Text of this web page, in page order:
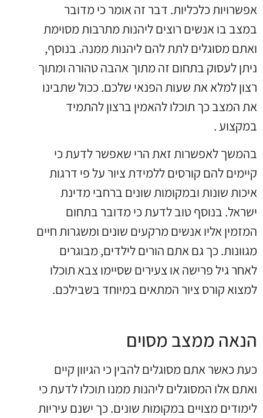
אפשרויות כלכליות. דבר זה אומר כי מדובר
במצב בו אנשים רוצים ליהנות מתרבות מסוימת
ואתם מסוגלים לתת להם ליהנות ממנה. בנוסף,
ניתן לעסוק בתחום זה מתוך אהבה טהורה ומתוך
רצון למלא את שעות הפנאי שלכם. ככול שתבינו
את המצב כך תוכלו להאמין ברצון להתמיד
במקצוע .
בהמשך לאפשרות זאת הרי שאפשר לדעת כי
קיימים להם קורסים ללמידת ציור על פי דרגות
איכות שונות ובמקומות שונים ברחבי מדינת
ישראל. בנוסף טוב לדעת כי מדובר בתחום
המזמין אליו אנשים מרקעים שונים ומשגרות חיים
מגוונות. כך גם אתם הורים לילדים, מבוגרים
לאחר גיל פרישה או צעירים שסיימו צבא תוכלו
למצוא קורס ציור המתאים במיוחד בשבילכם.
הנאה ממצב מסוים
כעת כאשר אתם מסוגלים להבין כי הגיוון קיים
ואתם אלו המסוגלים ליהנות ממנו תוכלו לדעת כי
לימודים מצויים במקומות שונים. כך ישנם עיריות